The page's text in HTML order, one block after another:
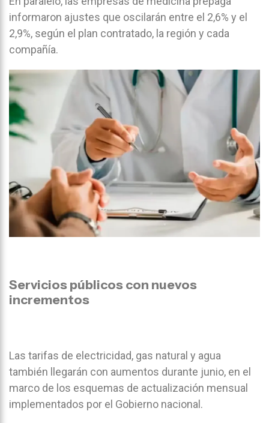
informaron ajustes que oscilarán entre el 2,6% y el
2,9%, según el plan contratado, la región y cada
compañía.
Servicios públicos con nuevos
incrementos
Las tarifas de electricidad, gas natural y agua
también llegarán con aumentos durante junio, en el
marco de los esquemas de actualización mensual
implementados por el Gobierno nacional.